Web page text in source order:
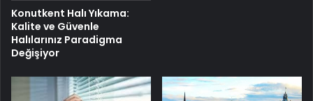
Konutkent Halı Yıkama:
Kalite ve Güvenle
Halılarınız Paradigma
Değişiyor